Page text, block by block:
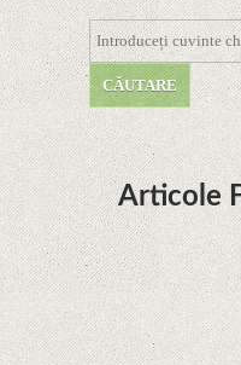
Articole
Dota Anime
la Legenda